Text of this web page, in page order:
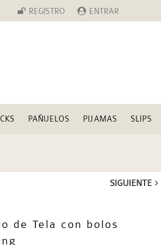
REGISTRO ENTRAR
PAÑUELOS PIJAMAS SLIPS
SIGUIENTE
de Tela con bolos